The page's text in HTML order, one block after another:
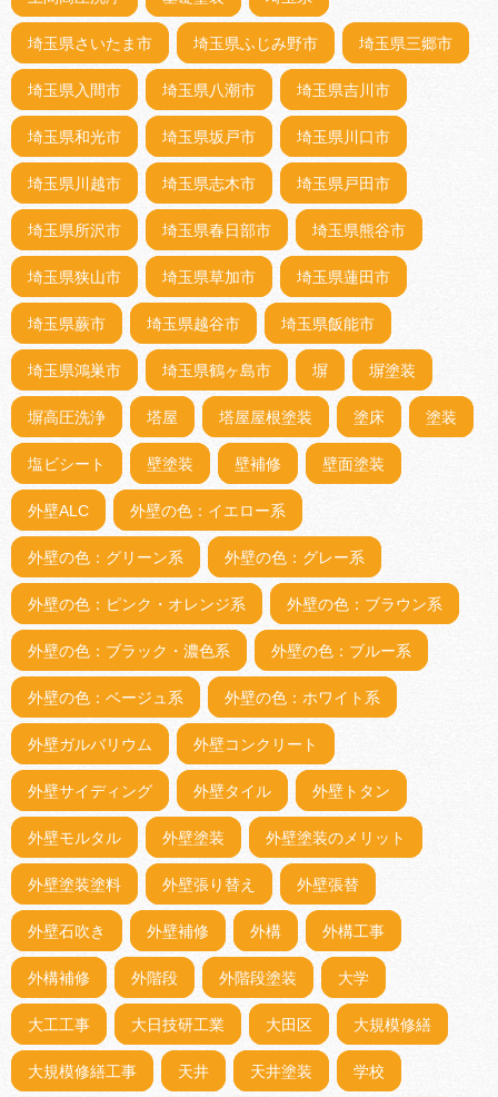
埼玉県さいたま市 埼玉県ふじみ野市 埼玉県三郷市
埼玉県入間市 埼玉県八潮市 埼玉県吉川市
埼玉県和光市 埼玉県坂戸市 埼玉県川口市
埼玉県川越市 埼玉県志木市 埼玉県戸田市
埼玉県所沢市 埼玉県春日部市 埼玉県熊谷市
埼玉県狭山市 埼玉県草加市 埼玉県蓮田市
埼玉県蕨市 埼玉県越谷市 埼玉県飯能市
埼玉県鴻巣市 埼玉県鶴ヶ島市 塀 塀塗装
塀高圧洗浄 塔屋 塔屋屋根塗装 塗床 塗装
塩ビシート 壁塗装 壁補修 壁面塗装
外壁ALC 外壁の色：イエロー系
外壁の色：グリーン系 外壁の色：グレー系
外壁の色：ピンク・オレンジ系 外壁の色：ブラウン系
外壁の色：ブラック・濃色系 外壁の色：ブルー系
外壁の色：ベージュ系 外壁の色：ホワイト系
外壁ガルバリウム 外壁コンクリート
外壁サイディング 外壁タイル 外壁トタン
外壁モルタル 外壁塗装 外壁塗装のメリット
外壁塗装塗料 外壁張り替え 外壁張替
外壁石吹き 外壁補修 外構 外構工事
外構補修 外階段 外階段塗装 大学
大工工事 大日技研工業 大田区 大規模修繕
大規模修繕工事 天井 天井塗装 学校